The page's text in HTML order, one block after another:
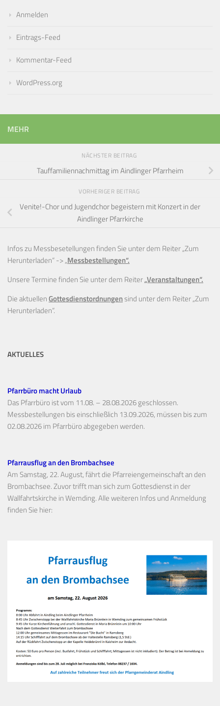
Anmelden
Eintrags-Feed
Kommentar-Feed
WordPress.org
MEHR
NÄCHSTER BEITRAG
Tauffamiliennachmittag im Aindlinger Pfarrheim
VORHERIGER BEITRAG
Venite!-Chor und Jugendchor begeistern mit Konzert in der
Aindlinger Pfarrkirche
Infos zu Messbesetellungen finden Sie unter dem Reiter „Zum
Herunterladen“ ->„Messbestellungen“.
Unsere Termine finden Sie unter dem Reiter„Veranstaltungen“.
Die aktuellenGottesdienstordnungensind unter dem Reiter „Zum
Herunterladen“.
AKTUELLES
Pfarrbüro macht Urlaub
Das Pfarrbüro ist vom 11.08. – 28.08.2026 geschlossen.
Messbestellungen bis einschließlich 13.09.2026, müssen bis zum
02.08.2026 im Pfarrbüro abgegeben werden.
Pfarrausflug an den Brombachsee
Am Samstag, 22. August, fährt die Pfarreiengemeinschaft an den
Brombachsee. Zuvor trifft man sich zum Gottesdienst in der
Wallfahrtskirche in Wemding. Alle weiteren Infos und Anmeldung
finden Sie hier: